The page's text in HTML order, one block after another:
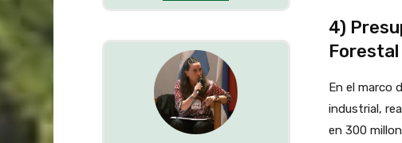
4)
En el marco
industrial,
en 300